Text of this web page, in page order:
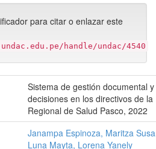
para citar o enlazar este
handle/undac/4540
Sistema de gestión documental
decisiones en los directivos de la
Regional de Salud Pasco, 2022
Janampa Espinoza, Maritza
Luna Mayta, Lorena Yanely